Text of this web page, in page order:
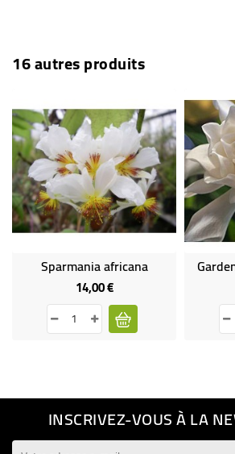
16 autres produits
Sparmania africana
14,00 €Prix
INSCRIVEZ-VOUS À LA